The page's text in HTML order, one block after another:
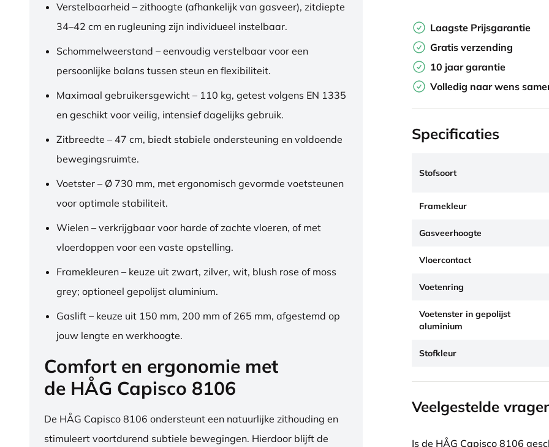
Verstelbaarheid – zithoogte (afhankelijk van gasveer), zitdiepte
34–42 cm en rugleuning zijn individueel instelbaar.
Schommelweerstand – eenvoudig verstelbaar voor een
persoonlijke balans tussen steun en flexibiliteit.
Maximaal gebruikersgewicht – 110 kg, getest volgens EN 1335
en geschikt voor veilig, intensief dagelijks gebruik.
Zitbreedte – 47 cm, biedt stabiele ondersteuning en voldoende
bewegingsruimte.
Voetster – Ø 730 mm, met ergonomisch gevormde voetsteunen
voor optimale stabiliteit.
Wielen – verkrijgbaar voor harde of zachte vloeren, of met
vloerdoppen voor een vaste opstelling.
Framekleuren – keuze uit zwart, zilver, wit, blush rose of moss
grey; optioneel gepolijst aluminium.
Gaslift – keuze uit 150 mm, 200 mm of 265 mm, afgestemd op
jouw lengte en werkhoogte.
Comfort en ergonomie met
de HÅG Capisco 8106
De HÅG Capisco 8106 ondersteunt een natuurlijke zithouding en
stimuleert voortdurend subtiele bewegingen. Hierdoor blijft de
Laagste Prijsgarantie
Gratis verzending
10 jaar garantie
Volledig naar wens
Specificaties
Stofsoort
Framekleur
Gasveerhoogte
Vloercontact
Voetenring
Voetenster in gepolijst
aluminium
Stofkleur
Veelgestelde
Is de HÅG Capisco 8106